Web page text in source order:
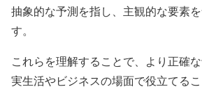
抽象的な予測を指し、主観的な要素
す。
これらを理解することで、より正確な
実生活やビジネスの場面で役立てるこ